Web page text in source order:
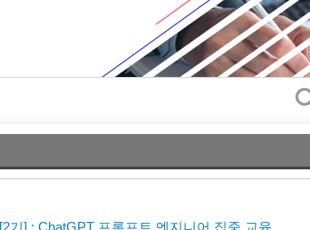
기] : ChatGPT 프롬프트 엔지니어 집중 교육